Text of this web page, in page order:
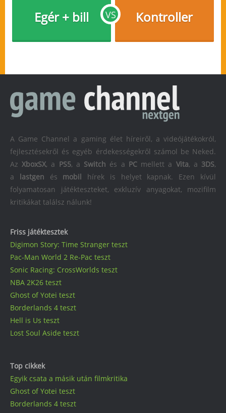
VS
Egér + bill Kontroller
Friss játéktesztek
Digimon Story: Time Stranger teszt
Pac-Man World 2 Re-Pac teszt
Sonic Racing: CrossWorlds teszt
NBA 2K26 teszt
Ghost of Yotei teszt
Borderlands 4 teszt
Hell is Us teszt
Lost Soul Aside teszt
Top cikkek
Egyik csata a másik után filmkritika
Ghost of Yotei teszt
Borderlands 4 teszt
A Game Channel a gaming élet híreiről, a videójátékokról,
fejlesztésekről és egyéb érdekességekről számol be Neked.
AzXboxSX, a PS5, a Switch és a PCmellett a Vita, a 3DS,
a lastgen és mobil hírek is helyet kapnak. Ezen kívül
folyamatosan játékteszteket, exkluzív anyagokat, mozifilm
kritikákat találsz nálunk!